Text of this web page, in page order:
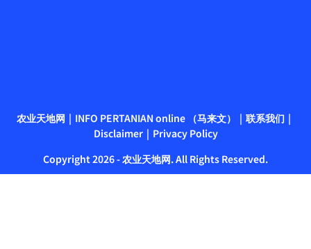
农业天地网 INFO PERTANIAN online （马来文）
联系我们
Disclaimer
Privacy Policy
Copyright 2026 - 农业天地网. All Rights Reserved.